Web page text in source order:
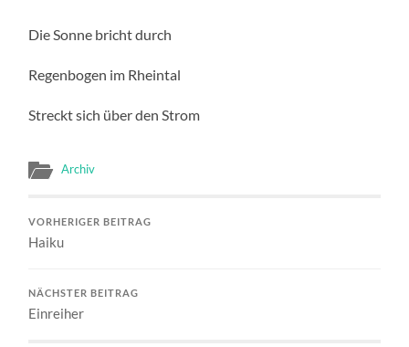
Die Sonne bricht durch
Regenbogen im Rheintal
Streckt sich über den Strom
Archiv
VORHERIGER BEITRAG
Haiku
NÄCHSTER BEITRAG
Einreiher